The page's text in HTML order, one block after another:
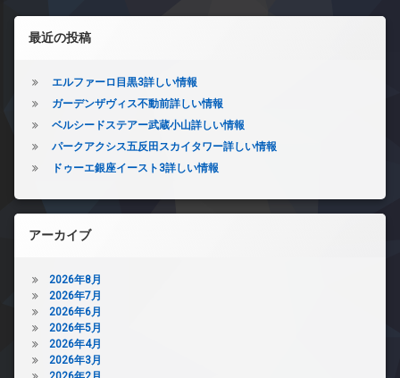
左サイドバー
最近の投稿
エルファーロ目黒3詳しい情報
ガーデンザヴィス不動前詳しい情報
ベルシードステアー武蔵小山詳しい情報
パークアクシス五反田スカイタワー詳しい情報
ドゥーエ銀座イースト3詳しい情報
アーカイブ
2026年8月
2026年7月
2026年6月
2026年5月
2026年4月
2026年3月